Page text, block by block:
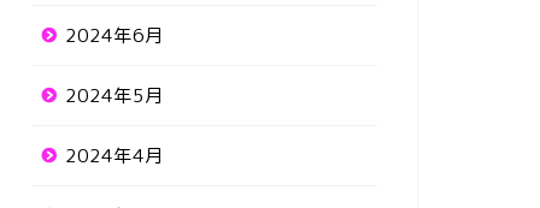
2024年6月
2024年5月
2024年4月